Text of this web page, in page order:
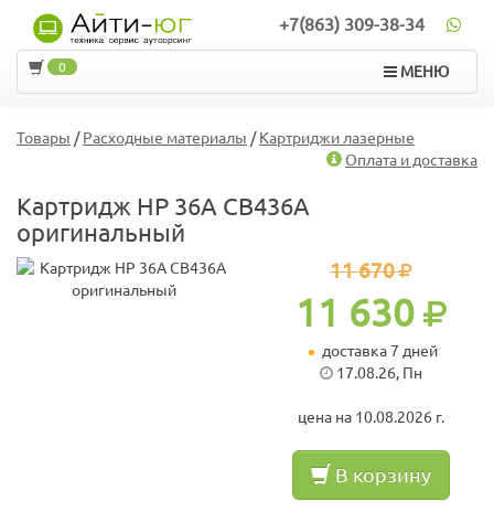
+7(863) 309-38-34
МЕНЮ
0
Товары /Расходные материалы /Картриджи лазерные
Оплата и доставка
Картридж HP 36A CB436A
оригинальный
11 670
11 630
доставка 7 дней
17.08.26, Пн
цена на 10.08.2026 г.
В корзину